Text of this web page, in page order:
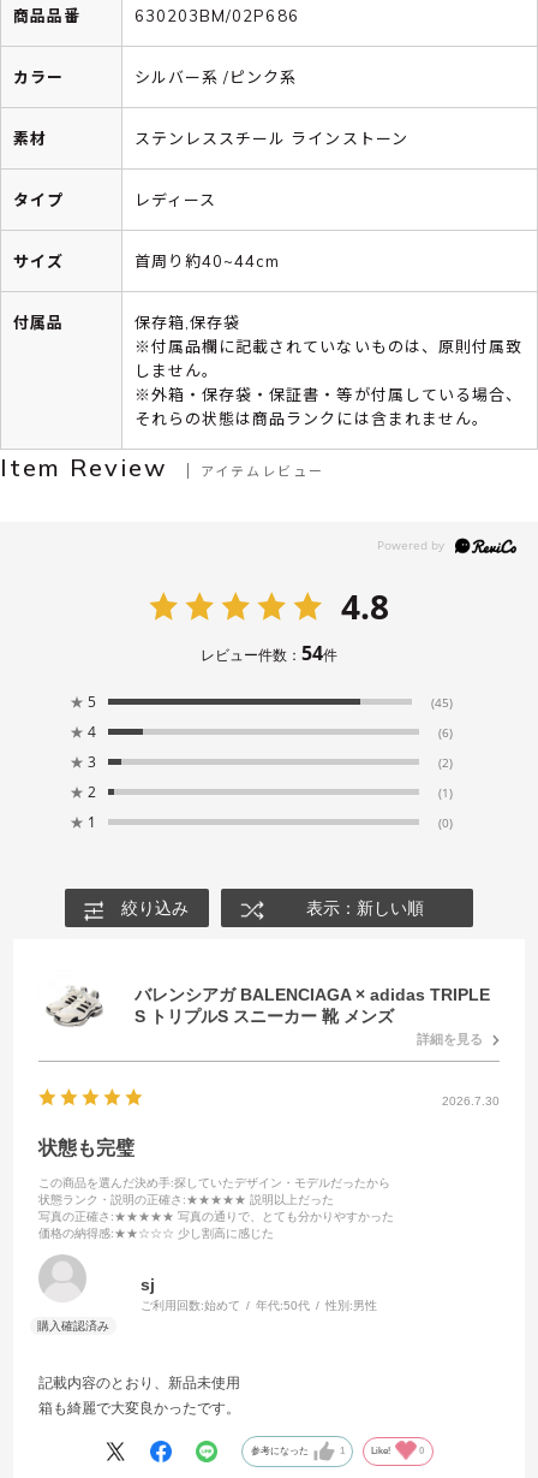
商品品番 630203BM/02P686
カラー シルバー系 /ピンク系
素材 ステンレススチール ラインストーン
タイプ レディース
サイズ 首周り約40~44cm
付属品
保存箱,保存袋
※付属品欄に記載されていないものは、原則付属致
しません。
※外箱・保存袋・保証書・等が付属している場合、
それらの状態は商品ランクには含まれません。
Item Review アイテムレビュー
4.8
レビュー件数： 54件
★ 5 (45)
★ 4 (6)
★ 3 (2)
★ 2 (1)
★ 1 (0)
絞り込み 表示：新しい順
バレンシアガ BALENCIAGA × adidas TRIPLE
S トリプルS スニーカー 靴 メンズ
詳細を見る
2026.7.30
状態も完璧
この商品を選んだ決め手:探していたデザイン・モデルだったから
状態ランク・説明の正確さ :★★★★★ 説明以上だった
写真の正確さ :★★★★★ 写真の通りで、とても分かりやすかった
価格の納得感:★★☆☆☆ 少し割高に感じた
sj
ご利用回数:始めて 年代:50代 性別:男性
記載内容のとおり、新品未使用
箱も綺麗で大変良かったです。
参考になった 1 Like! 0